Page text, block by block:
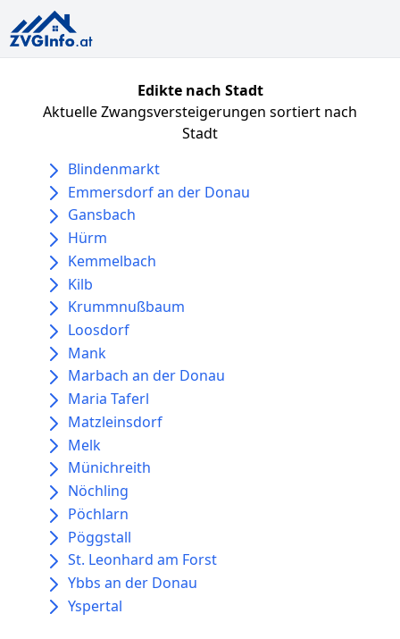
Edikte nach Stadt
Aktuelle Zwangsversteigerungen sortiert nach
Stadt
Blindenmarkt
Emmersdorf an der Donau
Gansbach
Hürm
Kemmelbach
Kilb
Krummnußbaum
Loosdorf
Mank
Marbach an der Donau
Maria Taferl
Matzleinsdorf
Melk
Münichreith
Nöchling
Pöchlarn
Pöggstall
St. Leonhard am Forst
Ybbs an der Donau
Yspertal